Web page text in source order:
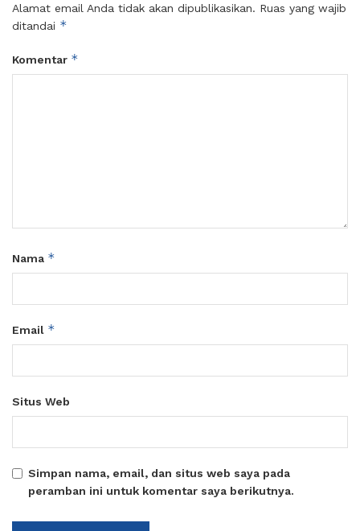
Alamat email Anda tidak akan dipublikasikan. Ruas yang wajib
ditandai *
Komentar *
Nama *
Email *
Situs Web
Simpan nama, email, dan situs web saya pada
peramban ini untuk komentar saya berikutnya.